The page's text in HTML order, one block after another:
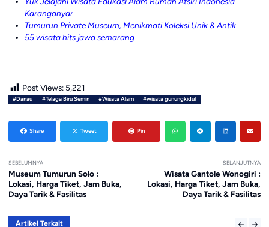
Karanganyar
Tumurun Private Museum, Menikmati Koleksi Unik & Antik
55 wisata hits jawa semarang
Post Views: 5,221
#Danau #Telaga Biru Semin #Wisata Alam #wisata gunungkidul
Share Tweet Pin
SEBELUMNYA
Museum Tumurun Solo :
Lokasi, Harga Tiket, Jam Buka,
Daya Tarik & Fasilitas
SELANJUTNYA
Wisata Gantole Wonogiri :
Lokasi, Harga Tiket, Jam Buka,
Daya Tarik & Fasilitas
Artikel Terkait